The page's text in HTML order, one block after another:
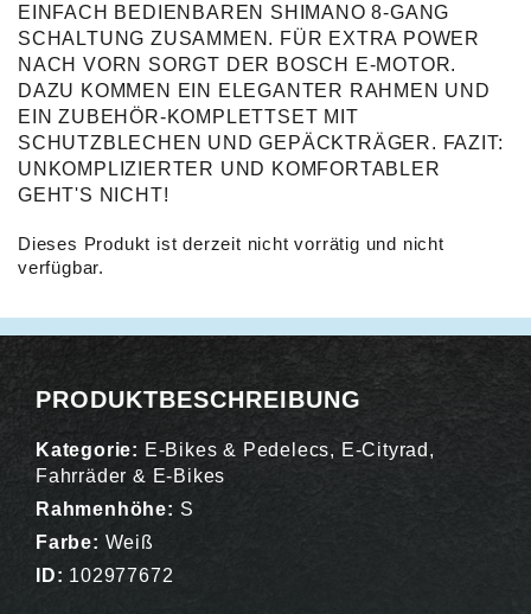
EINFACH BEDIENBAREN SHIMANO 8-GANG
SCHALTUNG ZUSAMMEN. FÜR EXTRA POWER
NACH VORN SORGT DER BOSCH E-MOTOR.
DAZU KOMMEN EIN ELEGANTER RAHMEN UND
EIN ZUBEHÖR-KOMPLETTSET MIT
SCHUTZBLECHEN UND GEPÄCKTRÄGER. FAZIT:
UNKOMPLIZIERTER UND KOMFORTABLER
GEHT'S NICHT!
Dieses Produkt ist derzeit nicht vorrätig und nicht
verfügbar.
PRODUKTBESCHREIBUNG
Kategorie: E-Bikes & Pedelecs, E-Cityrad ,
Fahrräder & E-Bikes
Rahmenhöhe: S
Farbe: Weiß
ID: 102977672